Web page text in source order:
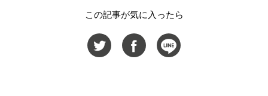
この記事が気に入ったら